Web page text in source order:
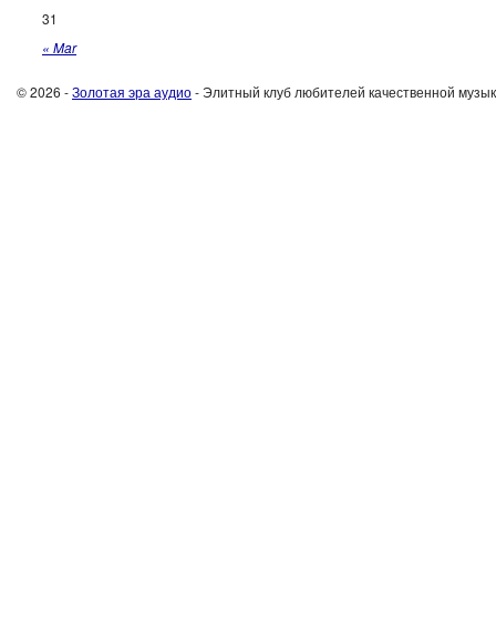
« Mar
31
© 2026 -Золотая эра аудио- Элитный клуб любителей качественной